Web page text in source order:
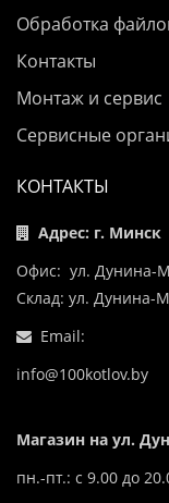
Обработка
Контакты
Монтаж и сервис
Сервисные
КОНТАКТЫ
Адрес: г. Минск
Офис: ул. Дунина-
Склад: ул. Дунина-
Email:
info@100kotlov.by
Магазин на ул.
пн.-пт.: с 9.00 до